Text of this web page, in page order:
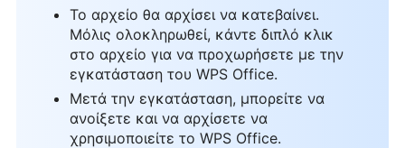
Το αρχείο θα αρχίσει να κατεβαίνει.
Μόλις ολοκληρωθεί, κάντε διπλό κλικ
στο αρχείο για να προχωρήσετε με την
εγκατάσταση του WPS Office.
Μετά την εγκατάσταση, μπορείτε να
ανοίξετε και να αρχίσετε να
χρησιμοποιείτε το WPS Office.